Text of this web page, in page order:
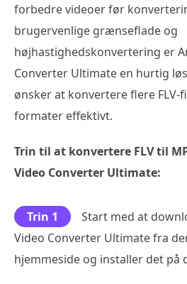
forbedre videoer før
brugervenlige grænseflade og
højhastighedskonvertering er
Converter Ultimate en hurtig
ønsker at konvertere flere FLV-
formater effektivt.
Trin til at konvertere FLV til
Video Converter Ultimate:
Trin 1
Start med at
Video Converter Ultimate fra
hjemmeside og installer det på